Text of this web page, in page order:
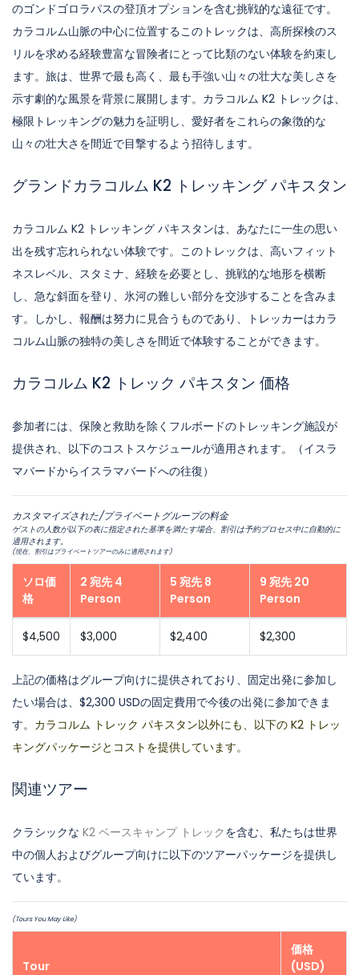
のゴンドゴロラパスの登頂オプションを含む挑戦的な遠征です。
カラコルム山脈の中心に位置するこのトレックは、高所探検のス
リルを求める経験豊富な冒険者にとって比類のない体験を約束し
ます。旅は、世界で最も高く、最も手強い山々の壮大な美しさを
示す劇的な風景を背景に展開します。カラコルム K2 トレックは、
極限トレッキングの魅力を証明し、愛好者をこれらの象徴的な
山々の壮大さを間近で目撃するよう招待します。
グランドカラコルム K2 トレッキング パキスタン
カラコルム K2 トレッキング パキスタンは、あなたに一生の思い
出を残す忘れられない体験です。このトレックは、高いフィット
ネスレベル、スタミナ、経験を必要とし、挑戦的な地形を横断
し、急な斜面を登り、氷河の難しい部分を交渉することを含みま
す。しかし、報酬は努力に見合うものであり、トレッカーはカラ
コルム山脈の独特の美しさを間近で体験することができます。
カラコルム K2 トレック パキスタン 価格
参加者には、保険と救助を除くフルボードのトレッキング施設が
提供され、以下のコストスケジュールが適用されます。（イスラ
マバードからイスラマバードへの往復）
カスタマイズされた/プライベートグループの料金
ゲストの人数が以下の表に指定された基準を満たす場合、割引は予約プロセス中に自動的に
適用されます。
(現在、割引はプライベートツアーのみに適用されます)
ソロ価
格
2 宛先 4
Person
5 宛先 8
Person
9 宛先 20
Person
$4,500 $3,000 $2,400 $2,300
上記の価格はグループ向けに提供されており、固定出発に参加し
たい場合は、$2,300 USDの固定費用で今後の出発に参加できま
す。 カラコルム トレック パキスタン以外にも、以下の K2 トレッ
キングパッケージとコストを提供しています。
関連ツアー
クラシックな K2 ベースキャンプ トレックを含む、私たちは世界
中の個人およびグループ向けに以下のツアーパッケージを提供し
ています。
(Tours You May Like)
Tour
価格
(USD)